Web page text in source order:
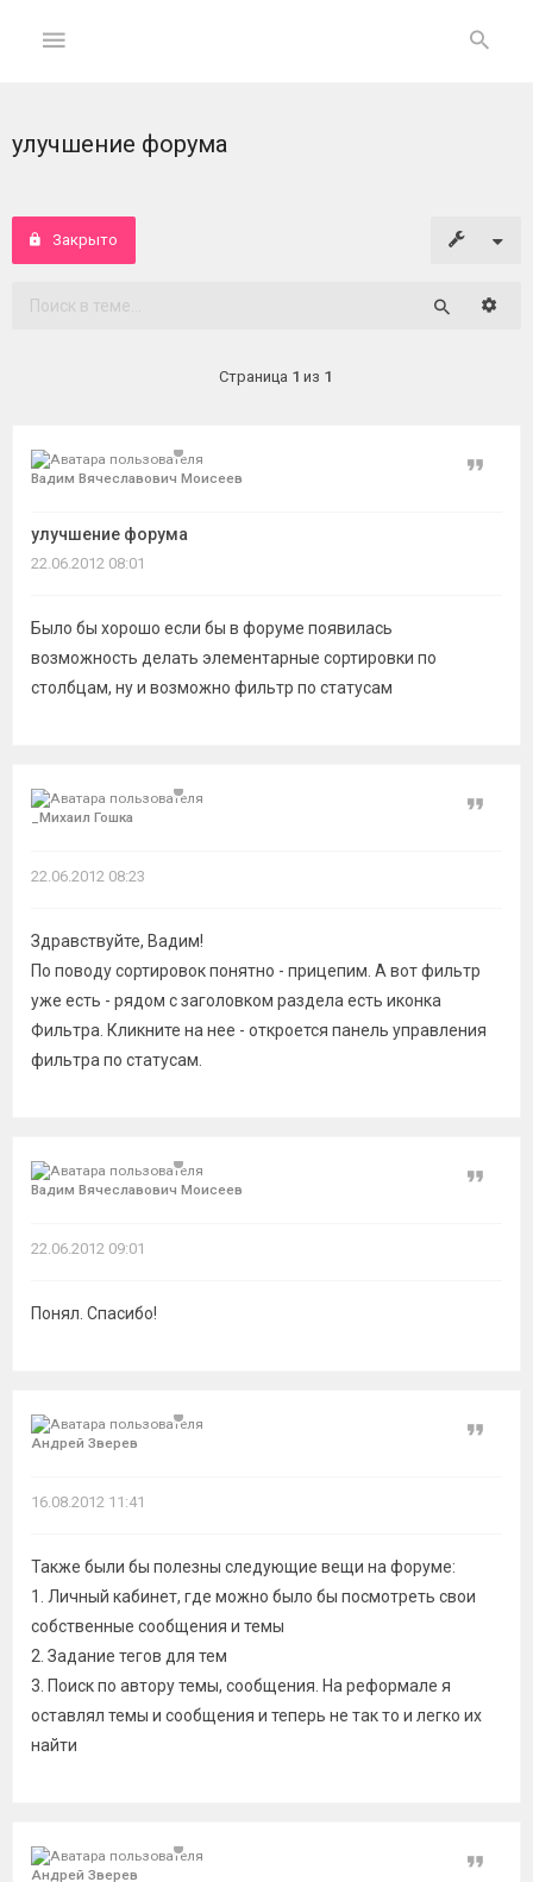
ГЛАВНАЯ
главную
ответов
темы
улучшение форума
Закрыто
Страница 1 из 1
Вадим Вячеславович Моисеев
улучшение форума
Цитата
22.06.2012 08:01
Было бы хорошо если бы в форуме появилась
возможность делать элементарные сортировки по
столбцам, ну и возможно фильтр по статусам
_Миxаил Гошкa
Цитата
22.06.2012 08:23
Здравствуйте, Вадим!
По поводу сортировок понятно - прицепим. А вот фильтр
уже есть - рядом с заголовком раздела есть иконка
Фильтра. Кликните на нее - откроется панель управления
фильтра по статусам.
Вадим Вячеславович Моисеев
Цитата
22.06.2012 09:01
Понял. Спасибо!
Андрей Зверев
Цитата
16.08.2012 11:41
Также были бы полезны следующие вещи на форуме:
1. Личный кабинет, где можно было бы посмотреть свои
собственные сообщения и темы
2. Задание тегов для тем
3. Поиск по автору темы, сообщения. На реформале я
оставлял темы и сообщения и теперь не так то и легко их
найти
Андрей Зверев
Цитата